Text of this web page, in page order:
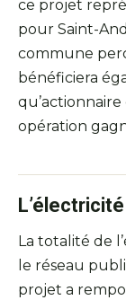
ce projet
pour Saint-
commune
bénéficiera
opération
La totalité de
le réseau
projet a